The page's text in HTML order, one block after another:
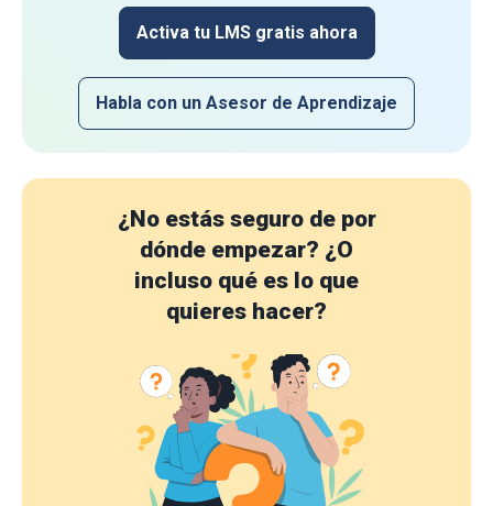
Activa tu LMS gratis ahora
Habla con un Asesor de Aprendizaje
¿No estás seguro de por
dónde empezar? ¿O
incluso qué es lo que
quieres hacer?